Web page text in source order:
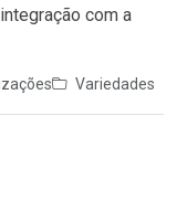
com a
Variedades